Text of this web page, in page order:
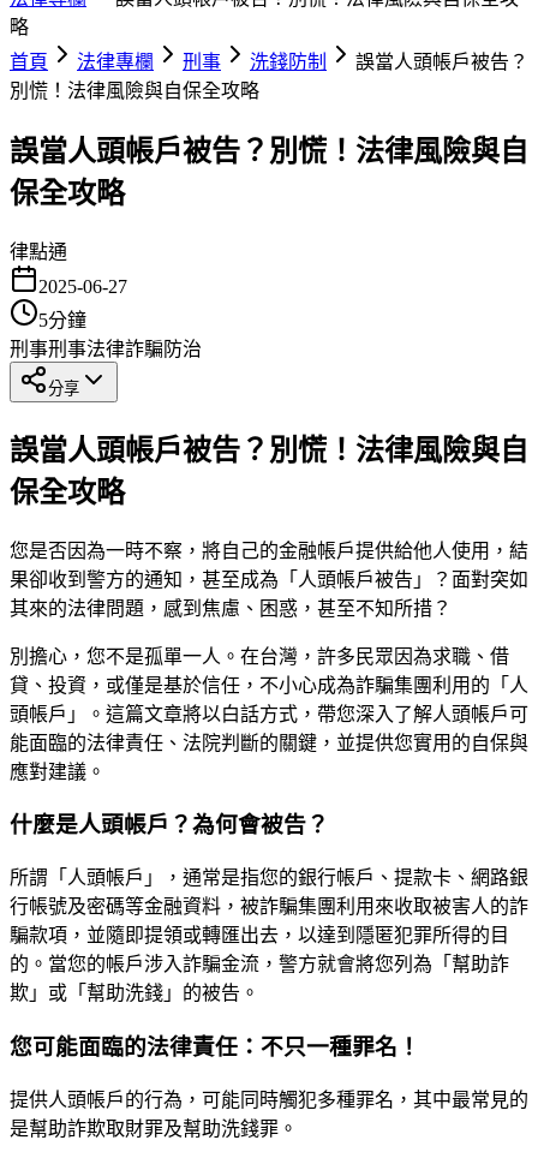
略
首頁
法律專欄 刑事 洗錢防制
誤當人頭帳戶被告？
別慌！法律風險與自保全攻略
誤當人頭帳戶被告？別慌！法律風險與自
保全攻略
律點通
2025-06-27
5分鐘
刑事刑事法律詐騙防治
分享
誤當人頭帳戶被告？別慌！法律風險與自
保全攻略
您是否因為一時不察，將自己的金融帳戶提供給他人使用，結
果卻收到警方的通知，甚至成為「人頭帳戶被告」？面對突如
其來的法律問題，感到焦慮、困惑，甚至不知所措？
別擔心，您不是孤單一人。在台灣，許多民眾因為求職、借
貸、投資，或僅是基於信任，不小心成為詐騙集團利用的「人
頭帳戶」。這篇文章將以白話方式，帶您深入了解人頭帳戶可
能面臨的法律責任、法院判斷的關鍵，並提供您實用的自保與
應對建議。
什麼是人頭帳戶？為何會被告？
所謂「人頭帳戶」，通常是指您的銀行帳戶、提款卡、網路銀
行帳號及密碼等金融資料，被詐騙集團利用來收取被害人的詐
騙款項，並隨即提領或轉匯出去，以達到隱匿犯罪所得的目
的。當您的帳戶涉入詐騙金流，警方就會將您列為「幫助詐
欺」或「幫助洗錢」的被告。
您可能面臨的法律責任：不只一種罪名！
提供人頭帳戶的行為，可能同時觸犯多種罪名，其中最常見的
是幫助詐欺取財罪及幫助洗錢罪。